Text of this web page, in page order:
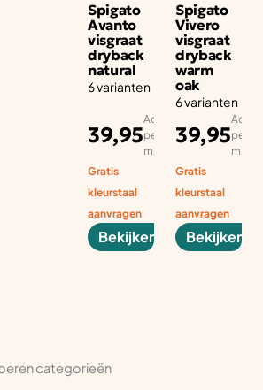
Spigato
Avanto
visgraat
dryback
natural
6 varianten
39,95
Adviesprijs
per aantal
m2
Gratis
kleurstaal
aanvragen
Bekijken
Spigato
Vivero
visgraat
dryback
warm
oak
6 varianten
39,95per
m2
Gratis
kleurstaal
aanvragen
Bekijken
categorieën